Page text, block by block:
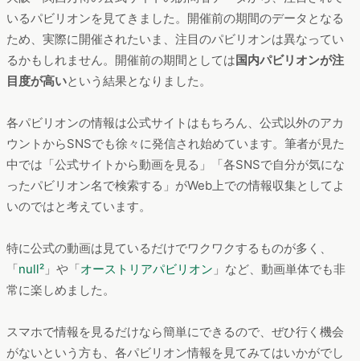
いるパビリオンを見てきました。開催前の期間のデータとなる
ため、実際に開催されたいま、注目のパビリオンは異なってい
るかもしれません。開催前の期間としては国内パビリオンが注
目度が高いという結果となりました。
各パビリオンの情報は公式サイトはもちろん、公式以外のアカ
ウントからSNSでも徐々に発信され始めています。筆者が見た
中では「公式サイトから動画を見る」「各SNSで自分が気にな
ったパビリオン名で検索する」がWeb上での情報収集としてよ
いのではと考えています。
特に公式の動画は見ているだけでワクワクするものが多く、
「null² 」や「オーストリアパビリオン 」など、動画単体でも非
常に楽しめました。
スマホで情報を見るだけなら簡単にできるので、ぜひ行く機会
がないという方も、各パビリオン情報を見てみてはいかがでし